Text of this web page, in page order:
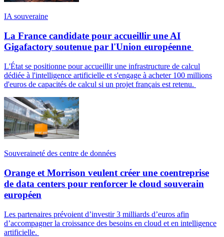
IA souveraine
La France candidate pour accueillir une AI
Gigafactory soutenue par l'Union européenne
L'État se positionne pour accueillir une infrastructure de calcul
dédiée à l'intelligence artificielle et s'engage à acheter 100 millions
d'euros de capacités de calcul si un projet français est retenu.
Souveraineté des centre de données
Orange et Morrison veulent créer une coentreprise
de data centers pour renforcer le cloud souverain
européen
Les partenaires prévoient d’investir 3 milliards d’euros afin
d’accompagner la croissance des besoins en cloud et en intelligence
artificielle.